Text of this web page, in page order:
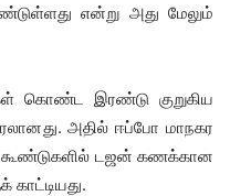
என்று அது மேலும்
கொண்ட இரண்டு குறுகிய
அதில் ஈப்போ மாநகர
கூண்டுகளில் டஜன் கணக்கான
காட்டியது.